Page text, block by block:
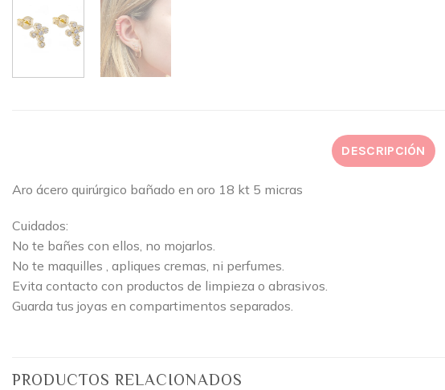
DESCRIPCIÓN
Aro ácero quirúrgico bañado en oro 18 kt 5 micras
Cuidados:
No te bañes con ellos, no mojarlos.
No te maquilles , apliques cremas, ni perfumes.
Evita contacto con productos de limpieza o abrasivos.
Guarda tus joyas en compartimentos separados.
PRODUCTOS RELACIONADOS